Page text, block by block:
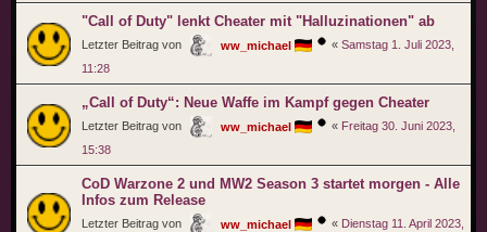
"Call of Duty" lenkt Cheater mit "Halluzinationen" ab
Letzter Beitrag von ww_michael « Samstag 1. Juli 2023,
11:28
„Call of Duty“: Neue Waffe im Kampf gegen Cheater
Letzter Beitrag von ww_michael « Freitag 30. Juni 2023,
15:38
CoD Warzone 2 und MW2 Season 3 startet morgen - Alle
Infos zum Release
Letzter Beitrag von ww_michael « Dienstag 11. April 2023,